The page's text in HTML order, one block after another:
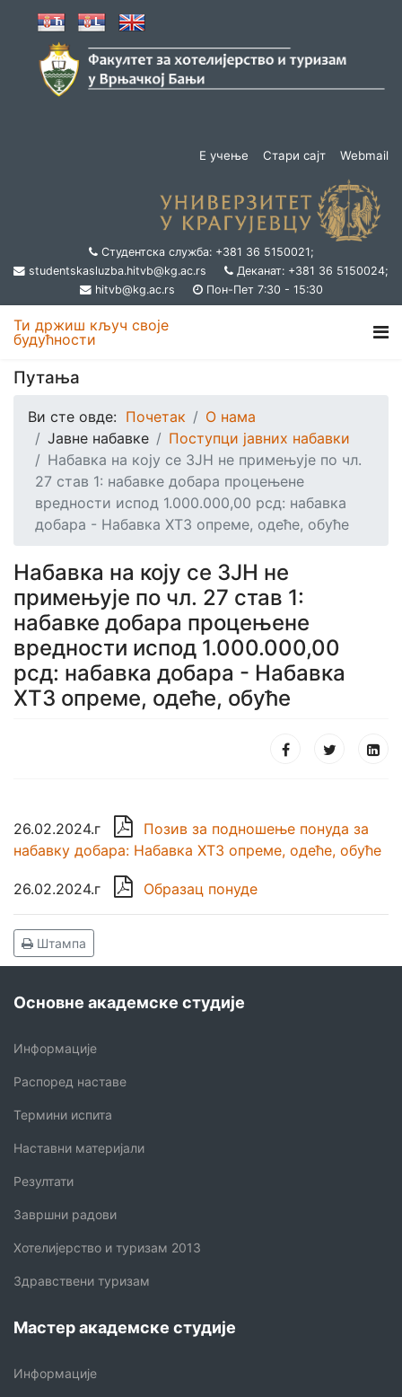
Е учење Стари сајт Webmail
Студентска служба: +381 36 5150021;
studentskasluzba.hitvb@kg.ac.rs
Деканат: +381 36 5150024;
hitvb@kg.ac.rs
Пон-Пет 7:30 - 15:30
Ти држиш кључ своје
будућности
Путања
Ви сте овде: Почетак
О нама
Јавне набавке
Поступци јавних набавки
Набавка на коју се ЗЈН не примењује по чл.
27 став 1: набавке добара процењене
вредности испод 1.000.000,00 рсд: набавка
добара - Набавка ХТЗ опреме, одеће, обуће
Набавка на коју се ЗЈН не
примењује по чл. 27 став 1:
набавке добара процењене
вредности испод 1.000.000,00
рсд: набавка добара - Набавка
ХТЗ опреме, одеће, обуће
26.02.2024.г 
Позив за подношење понуда за
набавку добара: Набавка ХТЗ опреме, одеће, обуће
26.02.2024.г  Образац понуде
Штампа
Основне академске студије
Информације
Распоред наставе
Термини испита
Наставни материјали
Резултати
Завршни радови
Хотелијерство и туризам 2013
Здравствени туризам
Мастер академске студије
Информације